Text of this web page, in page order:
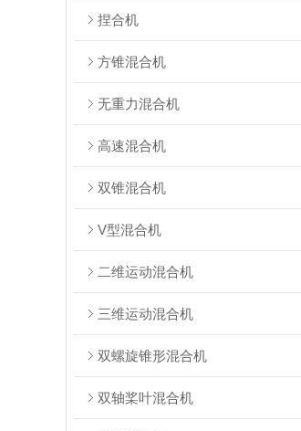
捏合机
方锥混合机
无重力混合机
高速混合机
双锥混合机
V型混合机
二维运动混合机
三维运动混合机
双螺旋锥形混合机
双轴桨叶混合机